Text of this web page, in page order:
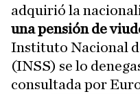
adquirió la
una pensión de
Instituto Nacional
(INSS) se lo
consultada por